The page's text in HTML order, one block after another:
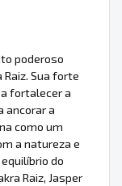
poderoso
Sua forte
fortalecer a
ancorar a
como um
a natureza e
do
Raiz, Jasper